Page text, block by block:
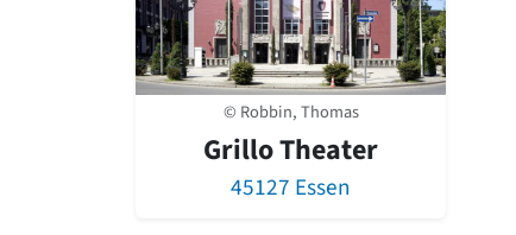
© Robbin, Thomas
Grillo Theater
45127 Essen